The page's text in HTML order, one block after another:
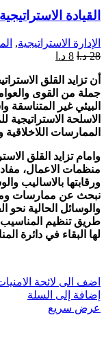
القيادة الاستراتيجية
الإدارة الاستراتيجية,
28 د.ا 8 د.ا
أن تزايد القلق
جملة من القوى
البيئي غير المتناسقة
الاسلحة الاستراتيجية
الممارسات اللاخلاقية
وامام تزايد القلق
منظمات الاعمال،
ورقابتها بالاساليب
نبحث عن ممارسات
والوسائل الحالية
طريق تنظيم
لها البقاء في دائرة
اضف الى لائحة
إضافة إلى السلة
عرض سريع